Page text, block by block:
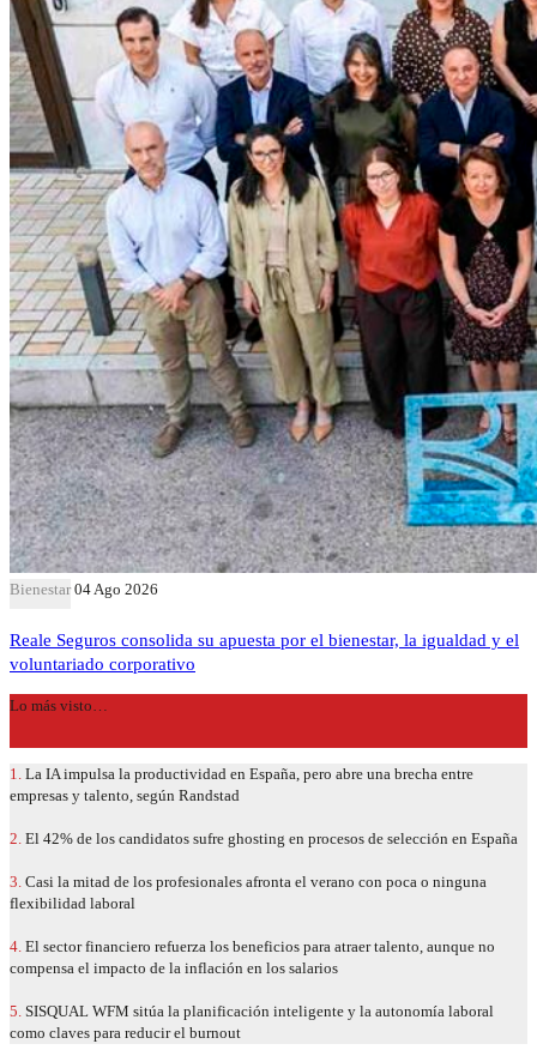
Bienestar 04 Ago 2026
Reale Seguros consolida su apuesta por el bienestar, la igualdad y el
voluntariado corporativo
Lo más visto…
1. La IA impulsa la productividad en España, pero abre una brecha entre
empresas y talento, según Randstad
2. El 42% de los candidatos sufre ghosting en procesos de selección en España
3. Casi la mitad de los profesionales afronta el verano con poca o ninguna
flexibilidad laboral
4. El sector financiero refuerza los beneficios para atraer talento, aunque no
compensa el impacto de la inflación en los salarios
5. SISQUAL WFM sitúa la planificación inteligente y la autonomía laboral
como claves para reducir el burnout